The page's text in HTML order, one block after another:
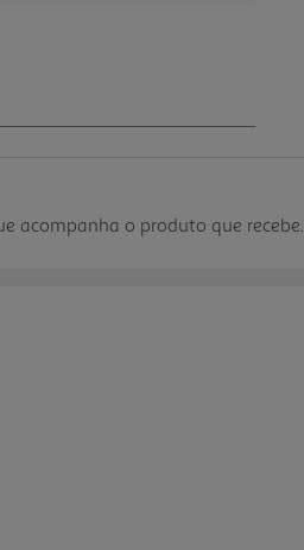
acompanha o produto que recebe.